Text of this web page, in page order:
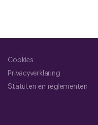
Cookies
Privacyverklaring
Statuten en reglementen